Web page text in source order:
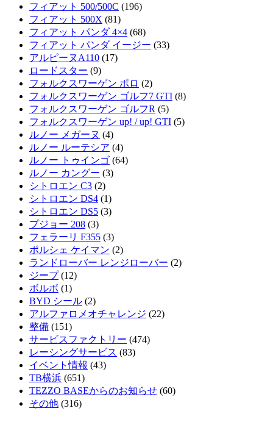
フィアット 500/500C (196)
フィアット 500X (81)
フィアット パンダ 4×4 (68)
フィアット パンダ イージー (33)
アルピーヌA110 (17)
ロードスター (9)
フォルクスワーゲン ポロ (2)
フォルクスワーゲン ゴルフ7 GTI (8)
フォルクスワーゲン ゴルフR (5)
フォルクスワーゲン up! / up! GTI (5)
ルノー メガーヌ (4)
ルノー ルーテシア (4)
ルノー トゥインゴ (64)
ルノー カングー (3)
シトロエン C3 (2)
シトロエン DS4 (1)
シトロエン DS5 (3)
プジョー 208 (3)
フェラーリ F355 (3)
ポルシェ ケイマン (2)
ランドローバー レンジローバー (2)
ジープ(12)
ボルボ (1)
BYD シール (2)
アルファロメオチャレンジ (22)
整備 (151)
サービスファクトリー (474)
レーシングサービス (83)
イベント情報 (43)
TB横浜 (651)
TEZZO BASEからのお知らせ (60)
その他 (316)